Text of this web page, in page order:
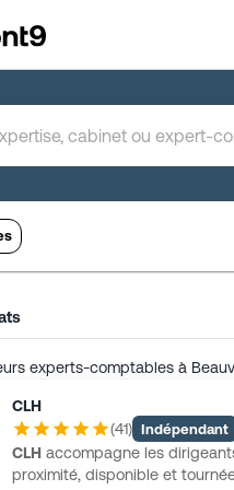
experts-comptables à
CLH
(41) Indépendant
CLH accompagne les
proximité, disponible et